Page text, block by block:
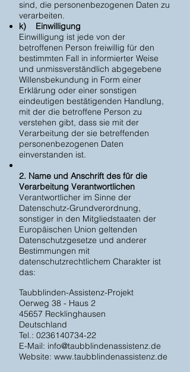
sind, die personenbezogenen Daten zu
verarbeiten.
k) Einwilligung
Einwilligung ist jede von der
betroffenen Person freiwillig für den
bestimmten Fall in informierter Weise
und unmissverständlich abgegebene
Willensbekundung in Form einer
Erklärung oder einer sonstigen
eindeutigen bestätigenden Handlung,
mit der die betroffene Person zu
verstehen gibt, dass sie mit der
Verarbeitung der sie betreffenden
personenbezogenen Daten
einverstanden ist.
2. Name und Anschrift des für die
Verarbeitung Verantwortlichen
Verantwortlicher im Sinne der
Datenschutz-Grundverordnung,
sonstiger in den Mitgliedstaaten der
Europäischen Union geltenden
Datenschutzgesetze und anderer
Bestimmungen mit
datenschutzrechtlichem Charakter ist
das:
Taubblinden-Assistenz-Projekt
Oerweg 38 - Haus 2
45657 Recklinghausen
Deutschland
Tel.: 0236140734-22
E-Mail: info@taubblindenassistenz.de
Website: www.taubblindenassistenz.de